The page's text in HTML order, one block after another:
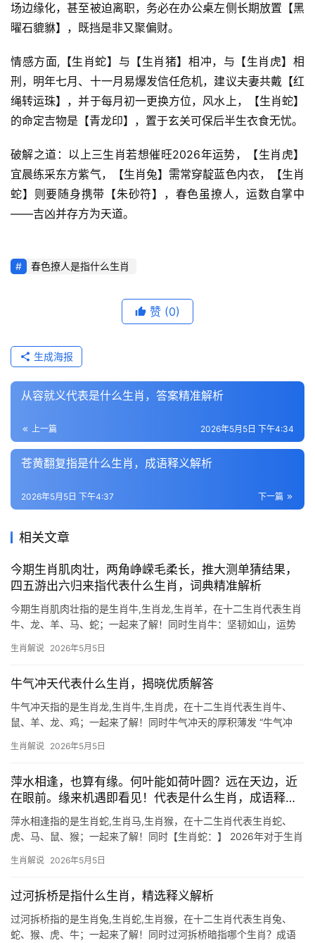
场边缘化，甚至被迫离职，务必在办公桌左侧长期放置【黑
曜石貔貅】，既挡是非又聚偏财。
情感方面,【生肖蛇】与【生肖猪】相冲，与【生肖虎】相
刑，明年七月、十一月易爆发信任危机，建议夫妻共戴【红
绳转运珠】，并于每月初一更换方位，风水上，【生肖蛇】
的命定吉物是【青龙印】，置于玄关可保后半生衣食无忧。
破解之道：以上三生肖若想催旺2026年运势，【生肖虎】
宜晨练采东方紫气，【生肖兔】需常穿靛蓝色内衣，【生肖
蛇】则要随身携带【朱砂符】，春色虽撩人，运数自掌中
——吉凶并存方为天道。
春色撩人是指什么生肖
赞 (0)
生成海报
从容就义代表是什么生肖，答案精准解析
上一篇 2026年5月5日 下午4:34
苍黄翻复指是什么生肖，成语释义解析
下一篇
2026年5月5日 下午4:37
相关文章
今期生肖肌肉壮，两角峥嵘毛柔长，推大测单猜结果，
四五游出六归来指代表什么生肖，词典精准解析
今期生肖肌肉壮指的是生肖牛,生肖龙,生肖羊，在十二生肖代表生肖
牛、龙、羊、马、蛇；一起来了解！同时生肖牛：坚韧如山，运势
爆发期，属牛者29岁和41岁人群尤为关键，职场易遇贵人提携，但
生肖解说 2026年5月5日
牛气冲天代表什么生肖，揭晓优质解答
牛气冲天指的是生肖龙,生肖牛,生肖虎，在十二生肖代表生肖牛、
鼠、羊、龙、鸡；一起来了解！同时牛气冲天的厚积薄发 “牛气冲
肖牛的坚韧性格不谋而合。生肖牛人天生自带一股倔强劲儿，做事
生肖解说 2026年5月5日
萍水相逢，也算有缘。何叶能如荷叶圆？远在天边，近
在眼前。缘来机遇即看见！代表是什么生肖，成语释义
解析
萍水相逢指的是生肖蛇,生肖马,生肖猴，在十二生肖代表生肖蛇、
虎、马、鼠、猴；一起来了解！同时【生肖蛇：】 2026年对于生肖
51岁者，需警惕项目被抢或团队停滞，事业上，部分人遭领导责
生肖解说 2026年5月5日
过河拆桥是指什么生肖，精选释义解析
过河拆桥指的是生肖兔,生肖蛇,生肖猴，在十二生肖代表生肖兔、
蛇、猴、虎、牛；一起来了解！同时过河拆桥暗指哪个生肖？成语